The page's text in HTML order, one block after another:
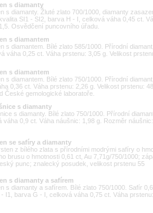
s diamanty
s diamanty. Žluté zlato 700/1000, diamanty
SI1 - SI2, barva H - I, celková váha 0,45 ct.
Osvědčení puncovního úřadu.
s diamantem
s diamantem. Bílé zlato 585/1000. Přírodní
váha 0,25 ct. Váha prstenu: 3,05 g. Velikost
s diamantem
s diamantem. Bílé zlato 750/1000. Přírodní
0,36 ct. Váha prstenu: 2,26 g. Velikost prstenu:
České gemologické laboratoře.
s diamanty
s diamanty. Bílé zlato 750/1000. Přírodní
váha 0,9 ct. Váha náušnic: 1,98 g. Rozměr
se safíry a diamanty
z bílého zlata s přírodními modrými safíry o
brusu o hmotnosti 0,61 ct, Au 7,71g/750/1000;
punc; znalecký posudek, velikost prstenu 55
s diamanty a safírem
s diamanty a safírem. Bílé zlato 750/1000. Safír
- I1, barva G - I, celková váha 0,75 ct. Váha